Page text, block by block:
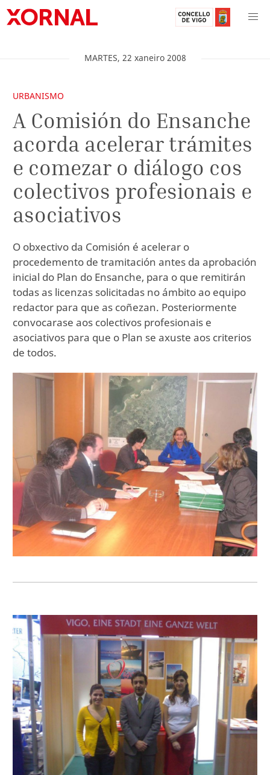
MARTES, 22 xaneiro 2008
URBANISMO
A Comisión do Ensanche
acorda acelerar trámites
e comezar o diálogo cos
colectivos profesionais e
asociativos
O obxectivo da Comisión é acelerar o
procedemento de tramitación antes da aprobación
inicial do Plan do Ensanche, para o que remitirán
todas as licenzas solicitadas no ámbito ao equipo
redactor para que as coñezan. Posteriormente
convocarase aos colectivos profesionais e
asociativos para que o Plan se axuste aos criterios
de todos.